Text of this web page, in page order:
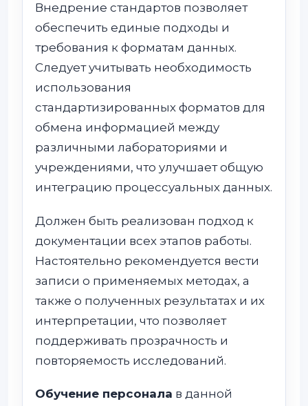
Внедрение стандартов позволяет
обеспечить единые подходы и
требования к форматам данных.
Следует учитывать необходимость
использования
стандартизированных форматов для
обмена информацией между
различными лабораториями и
учреждениями, что улучшает общую
интеграцию процессуальных данных.
Должен быть реализован подход к
документации всех этапов работы.
Настоятельно рекомендуется вести
записи о применяемых методах, а
также о полученных результатах и их
интерпретации, что позволяет
поддерживать прозрачность и
повторяемость исследований.
Обучение персонала в данной